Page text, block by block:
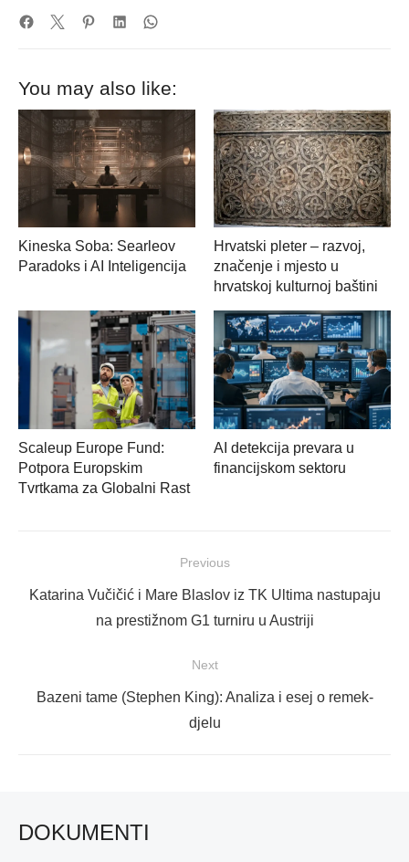
You may also like:
Kineska Soba: Searleov
Paradoks i AI Inteligencija
Hrvatski pleter – razvoj,
značenje i mjesto u
hrvatskoj kulturnoj baštini
Scaleup Europe Fund:
Potpora Europskim
Tvrtkama za Globalni Rast
AI detekcija prevara u
financijskom sektoru
objava
Previous
Previous
Katarina Vučičić i Mare Blaslov iz TK Ultima nastupaju
na prestižnom G1 turniru u Austriji
Next
Next
Bazeni tame (Stephen King): Analiza i esej o remek-
djelu
DOKUMENTI